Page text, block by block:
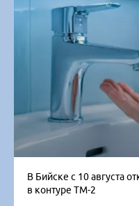
В Бийске с 10 августа
в контуре ТМ-2